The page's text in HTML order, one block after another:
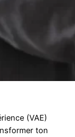
(VAE)
ton